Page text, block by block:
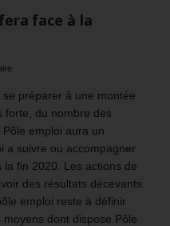
face à la
se préparer à une montée
forte, du nombre des
emploi aura un
a suivre ou accompagner
la fin 2020. Les actions de
des résultats décevants.
emploi reste à définir
dont dispose Pôle